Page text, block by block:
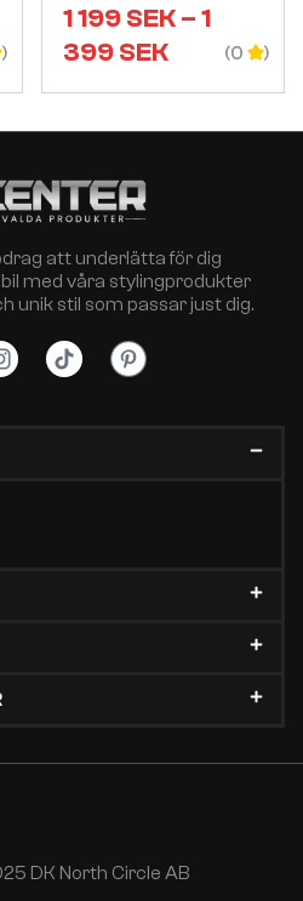
1 199SEK –1
399SEK (0
att underlätta för dig
med våra stylingprodukter
unik stil som passar just dig.
DK North Circle AB